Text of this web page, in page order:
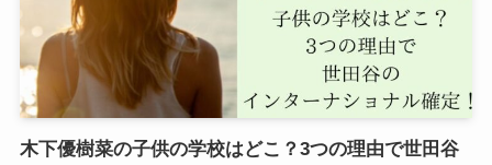
木下優樹菜の子供の学校はどこ？3つの理由で世田谷